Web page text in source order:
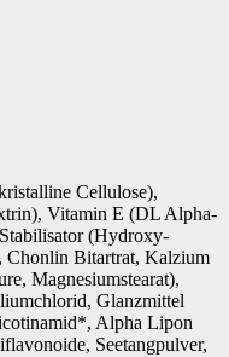
Cellulose),
Vitamin E (DL Alpha-
(Hydroxy-
Chonlin Bitartrat, Kalzium
Magnesiumstearat),
Glanzmittel
Alpha Lipon
Seetangpulver,